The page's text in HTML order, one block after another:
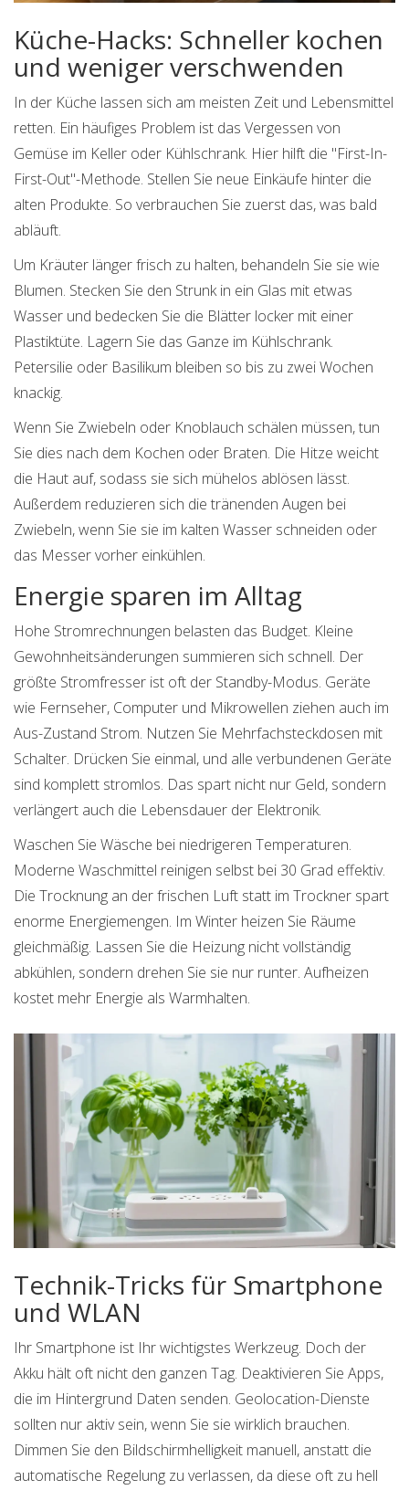
Küche-Hacks: Schneller kochen
und weniger verschwenden
In der Küche lassen sich am meisten Zeit und Lebensmittel
retten. Ein häufiges Problem ist das Vergessen von
Gemüse im Keller oder Kühlschrank. Hier hilft die "First-In-
First-Out"-Methode. Stellen Sie neue Einkäufe hinter die
alten Produkte. So verbrauchen Sie zuerst das, was bald
abläuft.
Um Kräuter länger frisch zu halten, behandeln Sie sie wie
Blumen. Stecken Sie den Strunk in ein Glas mit etwas
Wasser und bedecken Sie die Blätter locker mit einer
Plastiktüte. Lagern Sie das Ganze im Kühlschrank.
Petersilie oder Basilikum bleiben so bis zu zwei Wochen
knackig.
Wenn Sie Zwiebeln oder Knoblauch schälen müssen, tun
Sie dies nach dem Kochen oder Braten. Die Hitze weicht
die Haut auf, sodass sie sich mühelos ablösen lässt.
Außerdem reduzieren sich die tränenden Augen bei
Zwiebeln, wenn Sie sie im kalten Wasser schneiden oder
das Messer vorher einkühlen.
Energie sparen im Alltag
Hohe Stromrechnungen belasten das Budget. Kleine
Gewohnheitsänderungen summieren sich schnell. Der
größte Stromfresser ist oft der Standby-Modus. Geräte
wie Fernseher, Computer und Mikrowellen ziehen auch im
Aus-Zustand Strom. Nutzen Sie Mehrfachsteckdosen mit
Schalter. Drücken Sie einmal, und alle verbundenen Geräte
sind komplett stromlos. Das spart nicht nur Geld, sondern
verlängert auch die Lebensdauer der Elektronik.
Waschen Sie Wäsche bei niedrigeren Temperaturen.
Moderne Waschmittel reinigen selbst bei 30 Grad effektiv.
Die Trocknung an der frischen Luft statt im Trockner spart
enorme Energiemengen. Im Winter heizen Sie Räume
gleichmäßig. Lassen Sie die Heizung nicht vollständig
abkühlen, sondern drehen Sie sie nur runter. Aufheizen
kostet mehr Energie als Warmhalten.
Technik-Tricks für Smartphone
und WLAN
Ihr Smartphone ist Ihr wichtigstes Werkzeug. Doch der
Akku hält oft nicht den ganzen Tag. Deaktivieren Sie Apps,
die im Hintergrund Daten senden. Geolocation-Dienste
sollten nur aktiv sein, wenn Sie sie wirklich brauchen.
Dimmen Sie den Bildschirmhelligkeit manuell, anstatt die
automatische Regelung zu verlassen, da diese oft zu hell